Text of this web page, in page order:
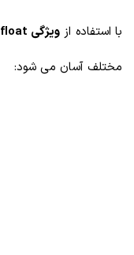
با استفاده ازویژگی float
مختلف آسان می شود: